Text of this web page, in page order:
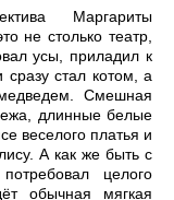
Маргариты
не столько театр,
усы, приладил к
стал котом, а
Смешная
ежа, длинные белые
веселого платья и
А как же быть с
целого
обычная мягкая